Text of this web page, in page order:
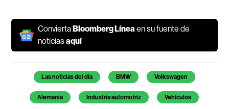
Convierta Bloomberg Líneaen su fuente de
noticiasaquí
Temas de este artículo
Las noticias del día BMW Volkswagen
Alemania Industria automotriz Vehículos